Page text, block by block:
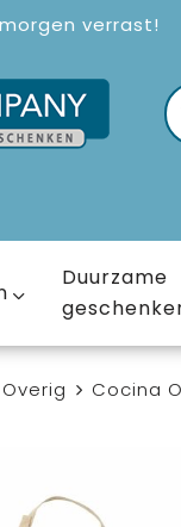
verrast!
(4,6/5)
Duurzame
Overig Cocina